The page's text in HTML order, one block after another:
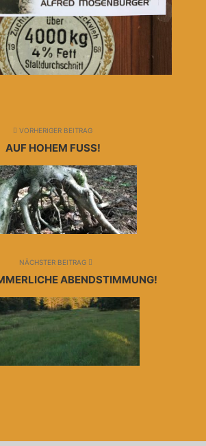
VORHERIGER BEITRAG
AUF HOHEM FUSS!
NÄCHSTER BEITRAG
ABENDSTIMMUNG!